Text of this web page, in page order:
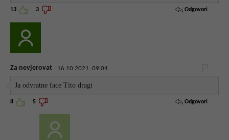
13 3 Odgovori
Za nevjerovat 16.10.2021. 09:04
Ja odvratne face Tito dragi
8 5 Odgovori